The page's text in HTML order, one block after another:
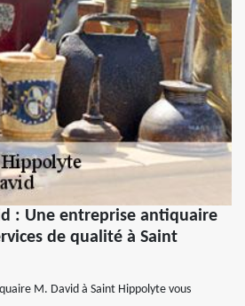
: Une entreprise antiquaire
de qualité à Saint
M. David à Saint Hippolyte vous